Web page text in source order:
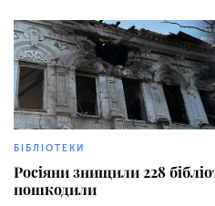
БІБЛІОТЕКИ
Росіяни знищили 228
пошкодили